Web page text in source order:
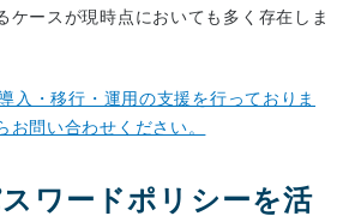
ケースが現時点においても多く存在しま
入・移行・運用の支援を行っておりま
問い合わせください。
ワードポリシーを活